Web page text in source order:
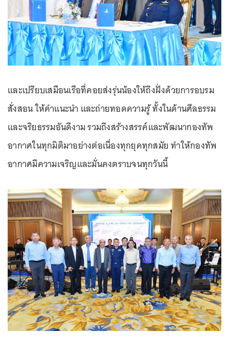
และเปรียบเสมือนเรือที่คอยส่งรุ่นน้องให้ถึงฝั่งด้วยการอบรม
สั่งสอน ให้คำแนะนำ และถ่ายทอดความรู้ ทั้งในด้านศีลธรรม
และจริยธรรมอันดีงาม รวมถึงสร้างสรรค์และพัฒนากองทัพ
อากาศในทุกมิติมาอย่างต่อเนื่องทุกยุคทุกสมัย ทำให้กองทัพ
อากาศมีความเจริญและมั่นคงตราบจนทุกวันนี้